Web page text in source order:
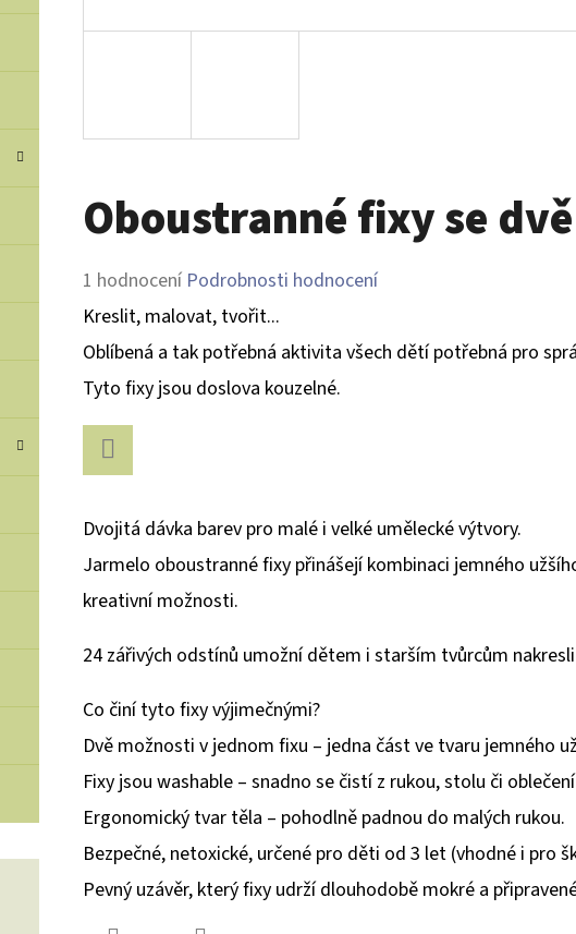
Oboustranné fixy se
Průměrné
hodnocení
produktu
je
5,0
hvězdiček.
1 hodnocení Podrobnosti hodnocení
Kreslit, malovat, tvořit...
Oblíbená a tak potřebná aktivita všech dětí potřebná pro
Tyto fixy jsou doslova kouzelné.
Dvojitá dávka barev pro malé i velké umělecké výtvory.
Jarmelo oboustranné fixy přinášejí kombinaci jemného
kreativní možnosti.
24 zářivých odstínů umožní dětem i starším tvůrcům
Co činí tyto fixy výjimečnými?
Dvě možnosti v jednom fixu – jedna část ve tvaru jemného
Fixy jsou washable – snadno se čistí z rukou, stolu či
Ergonomický tvar těla – pohodlně padnou do malých rukou.
Bezpečné, netoxické, určené pro děti od 3 let (vhodné i pro
Pevný uzávěr, který fixy udrží dlouhodobě mokré a